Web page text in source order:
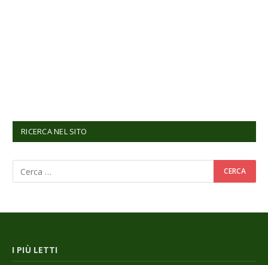
RICERCA NEL SITO
I PIÙ LETTI